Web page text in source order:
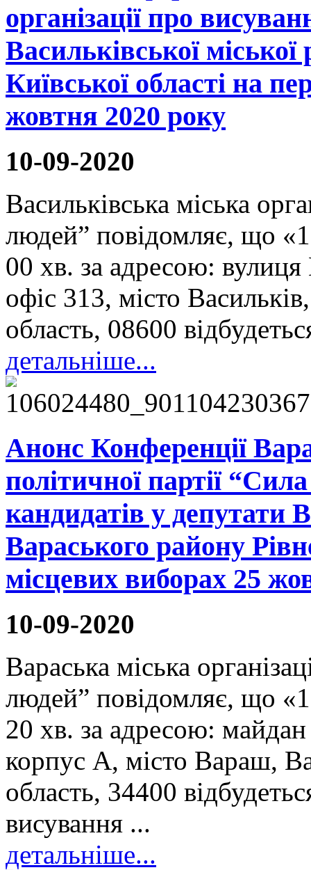
організації про
Васильківської
Київської області на
жовтня 2020 року
10-09-2020
Васильківська міська
людей” повідомляє, що
00 хв. за адресою:
офіс 313, місто
область, 08600
детальніше...
Анонс Конференції
політичної партії
кандидатів у депутати
Вараського району
місцевих виборах 25
10-09-2020
Вараська міська
людей” повідомляє, що
20 хв. за адресою:
корпус А, місто Вараш,
область, 34400
висування ...
детальніше...